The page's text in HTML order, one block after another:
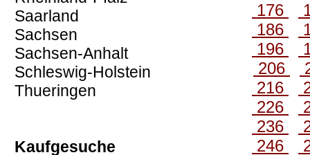
Saarland
Sachsen
Sachsen-Anhalt
Schleswig-Holstein
Thueringen
Kaufgesuche
176
186
196
206
216
226
236
246